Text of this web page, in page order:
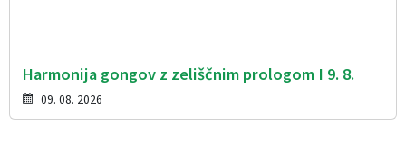
Harmonija gongov z zeliščnim prologom I 9. 8.
09. 08. 2026